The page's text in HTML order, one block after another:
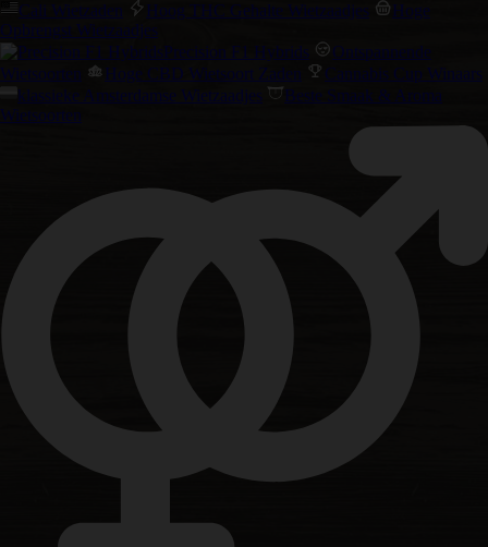
Cali Wietzaden
Hoog THC Gehalte Wietzaadjes
Hoge
Opbrengst Wietzaadjes
Precision F1 Hybrids
Ontspannende
Wietsoorten
Hoge CBD Wietsoort Zaden
Cannabis Cup Winaars
klassieke Amsterdamse Wietzaadjes
Beste Smaak & Aroma
Wietsoorten